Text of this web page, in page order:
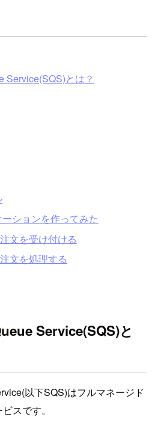
Service(SQS)とは？
ションを作ってみた
文を受け付ける
文を処理する
Service(SQS)と
以下SQS)はフルマネージド
スです。